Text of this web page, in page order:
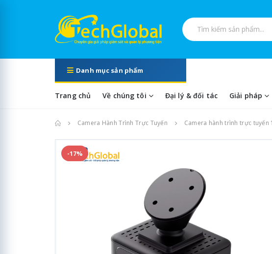
Tìm kiếm sản phẩm
Danh mục sản phẩm
Trang chủ Về chúng tôi Đại lý & đối tác Giải pháp
Trang chủCamera Hành Trình Trực Tuyến Camera hành trình trực tuyến
-17%